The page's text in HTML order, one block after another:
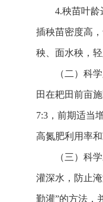
4.秧苗叶龄
插秧苗密度高
秧、面水秧，
（二）科
田在耙田前亩
7:3，前期适当
高氮肥利用率
（三）科
灌深水，防止
勤灌”的方法，